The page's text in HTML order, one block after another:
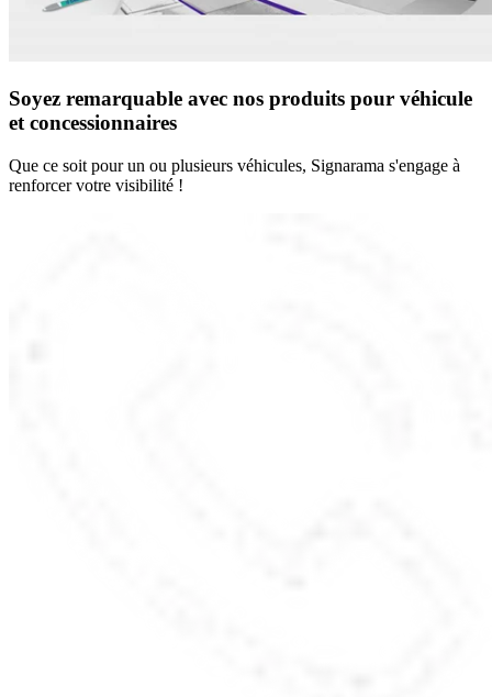
Soyez remarquable avec nos produits pour véhicule
et concessionnaires
Que ce soit pour un ou plusieurs véhicules, Signarama s'engage à
renforcer votre visibilité !